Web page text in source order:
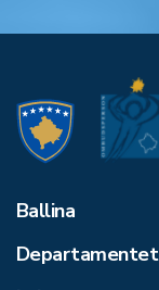
Ballina
Departamentet